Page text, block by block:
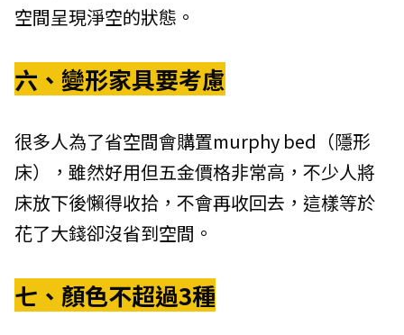
空間呈現淨空的狀態。
六、變形家具要考慮
很多人為了省空間會購置murphy bed（隱形
床），雖然好用但五金價格非常高，不少人將
床放下後懶得收拾，不會再收回去，這樣等於
花了大錢卻沒省到空間。
七、顏色不超過3種